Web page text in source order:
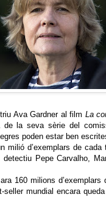
Ava Gardner al film La
la seva sèrie del
poden estar ben
milió d’exemplars de
Pepe Carvalho,
160 milions
seller mundial encara